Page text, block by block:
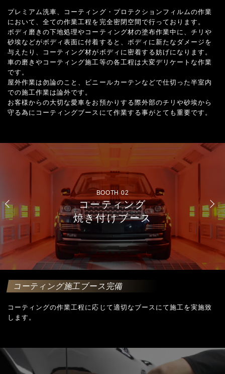
プレミアム洗車、コーティング・プロテクションフィルムの作業
において、全ての作業工程を完全密閉空間で行っております。
ボディ磨きの下地処理やコーティング材の塗布作業中に、チリや
砂埃などがボディ表面に付着すると、ボディに新たなダメージを
与えたり、コーティング材がボディに密着する妨げになります。
車の磨きやコーティング施工等の各工程は大変デリケートな作業
です。
屋外作業は勿論のこと、ビニールカーテンなどで仕切った半室内
での施工作業は論外です。
お客様からの大切な愛車をお預かりする際外部のチリや砂埃から
守る為にコーティングブースにて作業する事がとても重要です。
コーティング施工ブース完備
コーティングの作業工程に応じて適切なブースにて施工を実施致
します。
BOOTH 03
コーティング施工
専用ブース